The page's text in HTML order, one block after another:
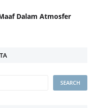
Dalam Atmosfer